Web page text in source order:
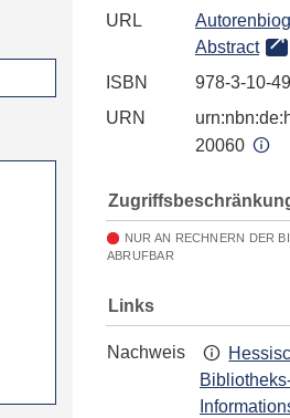
URL
Abstract
ISBN
978-3-10-
URN
20060
NUR AN RECHNERN DER
ABRUFBAR
Links
Nachweis